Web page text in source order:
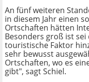
An fünf weiteren
in diesem Jahr einen
Ortschaften hätten
Besonders groß ist
touristische Faktor
sehr bewusst
Ortschaften, wo es
gibt", sagt Schiel.